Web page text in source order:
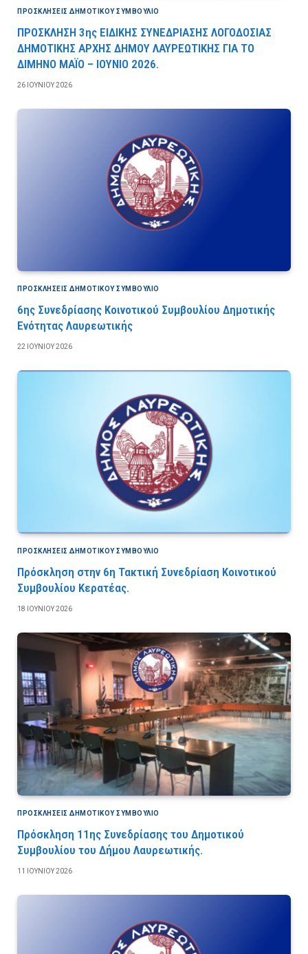
ΠΡΟΣΚΛΉΣΕΙΣ ΔΗΜΟΤΙΚΟΎ ΣΥΜΒΟΎΛΙΟ
ΠΡΟΣΚΛΗΣΗ 3ης ΕΙΔΙΚΗΣ ΣΥΝΕΔΡΙΑΣΗΣ ΛΟΓΟΔΟΣΙΑΣ
ΔΗΜΟΤΙΚΗΣ ΑΡΧΗΣ ΔΗΜΟΥ ΛΑΥΡΕΩΤΙΚΗΣ ΓΙΑ ΤΟ
ΔΙΜΗΝΟ ΜΑΪΟ – ΙΟΥΝΙΟ 2026.
26 ΙΟΥΝΊΟΥ 2026
ΠΡΟΣΚΛΉΣΕΙΣ ΔΗΜΟΤΙΚΟΎ ΣΥΜΒΟΎΛΙΟ
6ης Συνεδρίασης Κοινοτικού Συμβουλίου Δημοτικής
Ενότητας Λαυρεωτικής
22 ΙΟΥΝΊΟΥ 2026
ΠΡΟΣΚΛΉΣΕΙΣ ΔΗΜΟΤΙΚΟΎ ΣΥΜΒΟΎΛΙΟ
Πρόσκληση στην 6η Τακτική Συνεδρίαση Κοινοτικού
Συμβουλίου Κερατέας.
18 ΙΟΥΝΊΟΥ 2026
ΠΡΟΣΚΛΉΣΕΙΣ ΔΗΜΟΤΙΚΟΎ ΣΥΜΒΟΎΛΙΟ
Πρόσκληση 11ης Συνεδρίασης του Δημοτικού
Συμβουλίου του Δήμου Λαυρεωτικής.
11 ΙΟΥΝΊΟΥ 2026